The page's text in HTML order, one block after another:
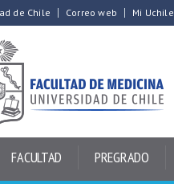
de Chile Correo web Mi Uchile
FACULTAD PREGRADO